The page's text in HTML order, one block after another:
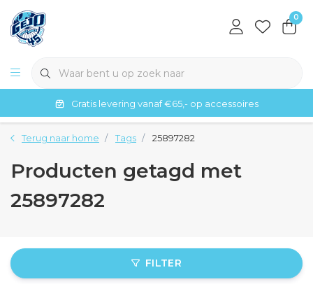
0
Gratis levering vanaf €65,- op accessoires
Terug naar home Tags 25897282
Producten getagd met
25897282
FILTER